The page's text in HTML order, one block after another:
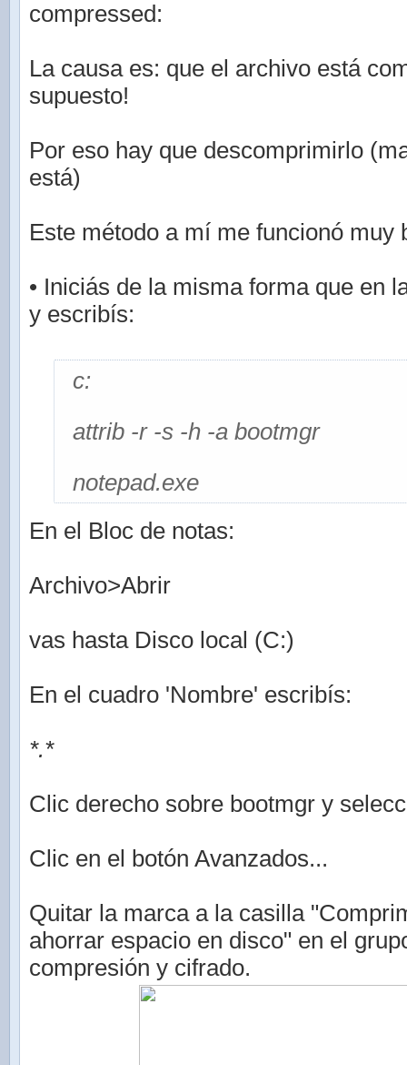
compressed:
La causa es: que el archivo está
supuesto!
Por eso hay que descomprimirlo
está)
Este método a mí me funcionó muy
• Iniciás de la misma forma que en
y escribís:
c:
attrib -r -s -h -a bootmgr
notepad.exe
En el Bloc de notas:
Archivo>Abrir
vas hasta Disco local (C:)
En el cuadro 'Nombre' escribís:
*.*
Clic derecho sobre bootmgr y
Clic en el botón Avanzados...
Quitar la marca a la casilla
ahorrar espacio en disco" en el
compresión y cifrado.